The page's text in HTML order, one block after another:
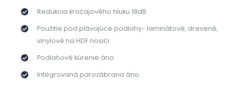
Redukcia kročajového hluku 18dB
Použitie pod plávajúce podlahy- laminátové, drevené,
vinylové na HDF nosiči
Podlahové kúrenie áno
Integrovaná parozábrana áno